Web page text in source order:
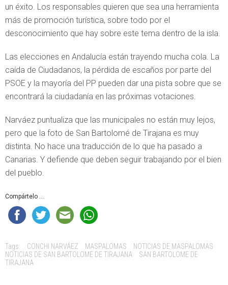
un éxito. Los responsables quieren que sea una herramienta
más de promoción turística, sobre todo por el
desconocimiento que hay sobre este tema dentro de la isla.
Las elecciones en Andalucía están trayendo mucha cola. La
caída de Ciudadanos, la pérdida de escaños por parte del
PSOE y la mayoría del PP pueden dar una pista sobre que se
encontrará la ciudadanía en las próximas votaciones.
Narváez puntualiza que las municipales no están muy lejos,
pero que la foto de San Bartolomé de Tirajana es muy
distinta. No hace una traducción de lo que ha pasado a
Canarias. Y defiende que deben seguir trabajando por el bien
del pueblo.
Compártelo ...
Tags: CONCHI NARVÁEZ MASPALOMAS
NOTICIAS DE MASPALOMAS
NOTICIAS DE SAN BARTOLOME DE TIRAJANA
SAN BARTOLOME DE
TIRAJANA